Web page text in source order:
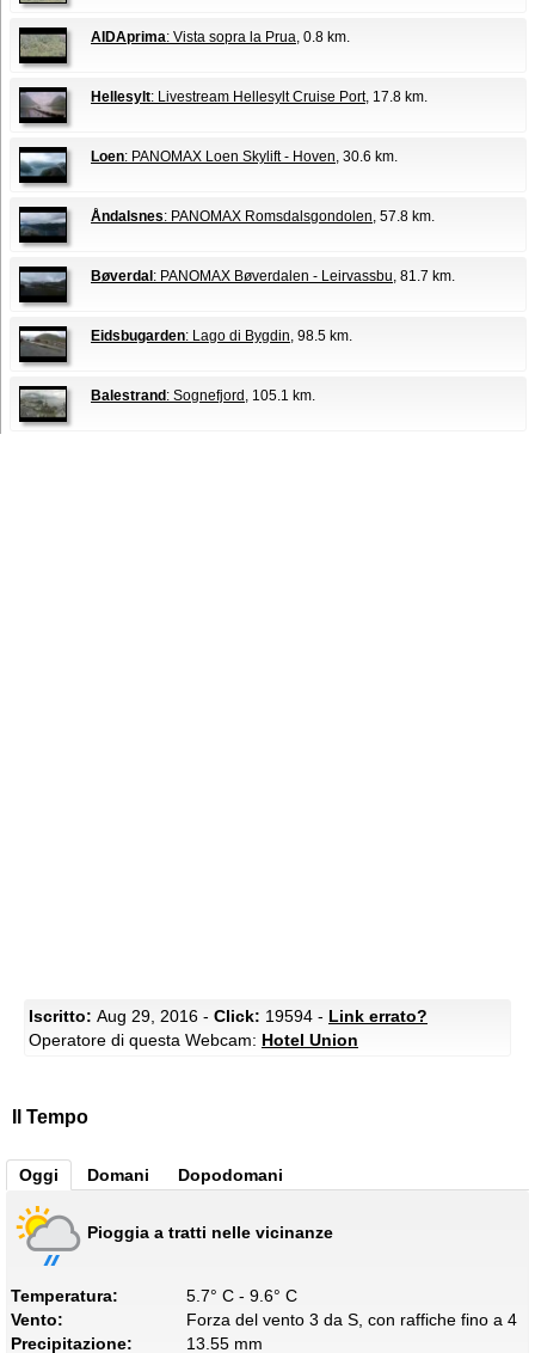
AIDAprima: Vista sopra la Prua, 0.8 km.
Hellesylt: Livestream Hellesylt Cruise Port, 17.8 km.
Loen: PANOMAX Loen Skylift - Hoven, 30.6 km.
Åndalsnes: PANOMAX Romsdalsgondolen, 57.8 km.
Bøverdal : PANOMAX Bøverdalen - Leirvassbu, 81.7 km.
Eidsbugarden: Lago di Bygdin, 98.5 km.
Balestrand : Sognefjord , 105.1 km.
Iscritto: Aug 29, 2016 - Click: 19594 - Link errato?
Operatore di questa Webcam: Hotel Union
Il Tempo
Oggi Domani Dopodomani
Pioggia a tratti nelle vicinanze
Temperatura:
5.7° C - 9.6° C
Vento:
Forza del vento 3 da S, con raffiche fino a 4
Precipitazione:
13.55 mm